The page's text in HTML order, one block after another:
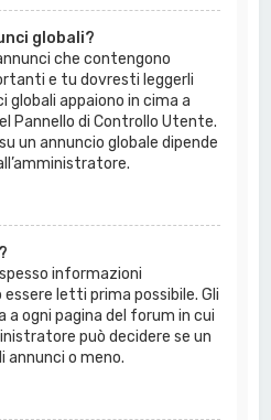
globali?
che contengono
e tu dovresti leggerli
globali appaiono in cima a
Pannello di Controllo Utente.
un annuncio globale dipende
informazioni
letti prima possibile. Gli
a ogni pagina del forum in cui
può decidere se un
annunci o meno.